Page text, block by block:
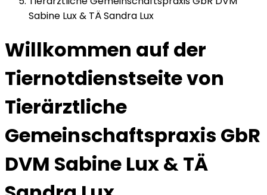
Sabine Lux & TÄ Sandra Lux
Willkommen auf der
Tiernotdienstseite von
Tierärztliche
Gemeinschaftspraxis GbR
DVM Sabine Lux & TÄ